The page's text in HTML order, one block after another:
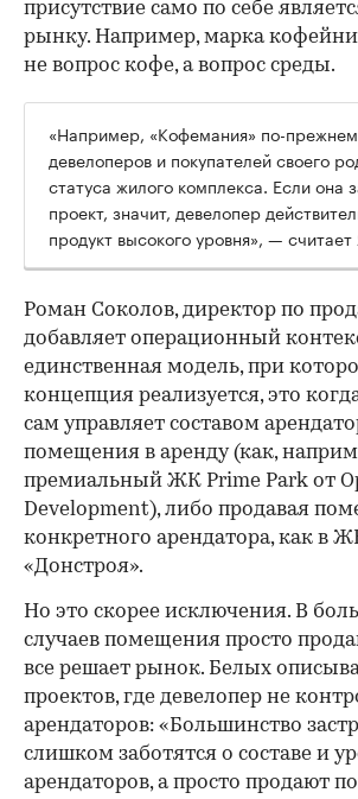
присутствие само по себе
рынку. Например, марка
не вопрос кофе, а вопрос среды.
«Например, «Кофемания» по-
девелоперов и покупателей своего
статуса жилого комплекса. Если она
проект, значит, девелопер
продукт высокого уровня», —
Роман Соколов, директор по
добавляет операционный
единственная модель, при
концепция реализуется, это
сам управляет составом
помещения в аренду (как,
премиальный ЖК Prime Park от
Development), либо продавая
конкретного арендатора, как в
«Донстроя».
Но это скорее исключения. В
случаев помещения просто
все решает рынок. Белых
проектов, где девелопер не
арендаторов: «Большинство
слишком заботятся о составе и
арендаторов, а просто продают